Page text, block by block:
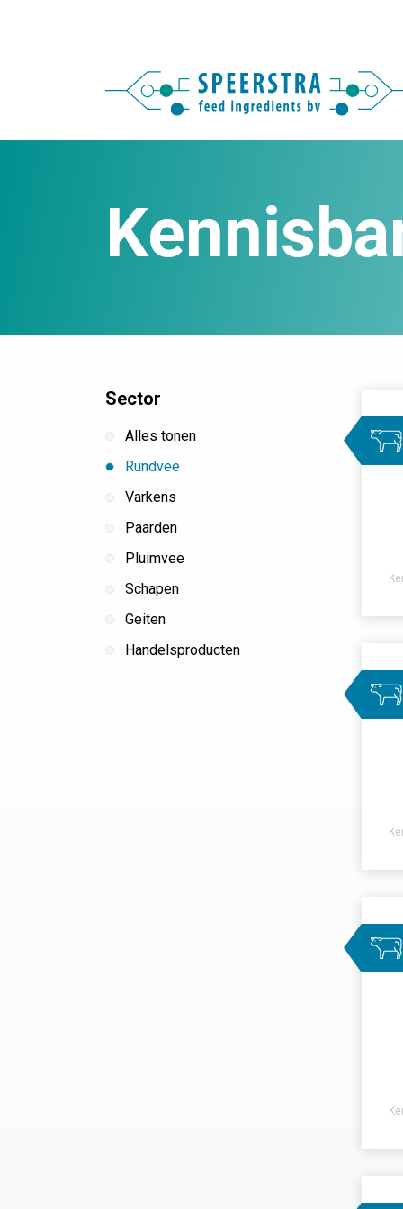
Sector
Alles tonen
Rundvee
Varkens
Paarden
Pluimvee
Schapen
Geiten
Handelsproducten